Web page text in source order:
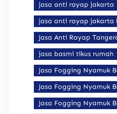
jasa anti rayap jakarta
jasa anti rayap jakarta
Jasa Anti Rayap
jasa basmi tikus rumah
Jasa Fogging Nyamuk
Jasa Fogging Nyamuk
Jasa Fogging Nyamuk